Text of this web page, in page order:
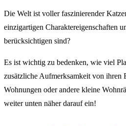
Die Welt ist voller faszinierender
einzigartigen Charaktereigenschaften
berücksichtigen sind?
Es ist wichtig zu bedenken, wie viel
zusätzliche Aufmerksamkeit von ihren
Wohnungen oder andere kleine
weiter unten näher darauf ein!